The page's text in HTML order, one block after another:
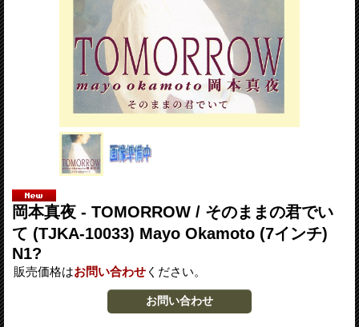
岡本真夜 - TOMORROW / そのままの君でい
て (TJKA-10033) Mayo Okamoto (7インチ)
N1?
販売価格はお問い合わせ ください。